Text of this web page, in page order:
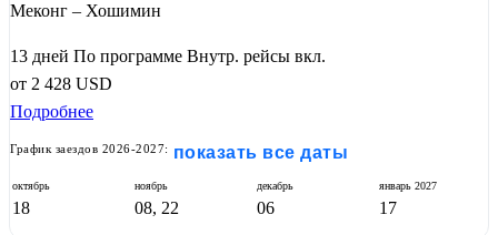
Меконг – Хошимин
13 дней По программе Внутр. рейсы вкл.
от 2 428 USD
Подробнее
График заездов 2026-2027: показать все даты
октябрь
18
ноябрь
08, 22
декабрь
06
январь 2027
17